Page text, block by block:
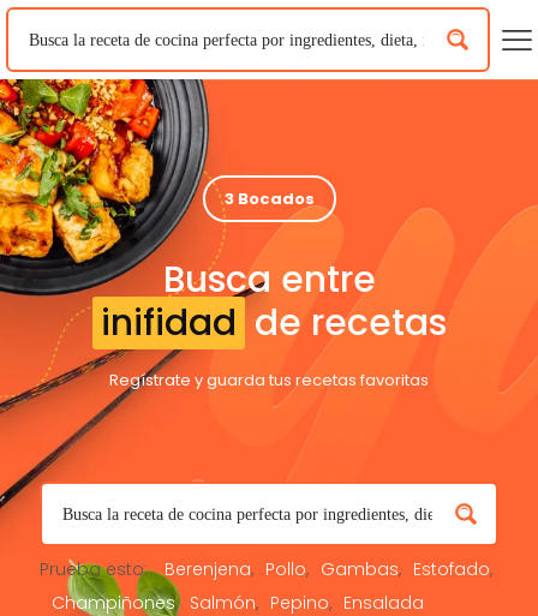
3 Bocados
Busca entre
inifidad de recetas
Regístrate y guarda tus recetas favoritas
Prueba esto: Berenjena Pollo Gambas
Estofado
Champiñones
Salmón Pepino Ensalada